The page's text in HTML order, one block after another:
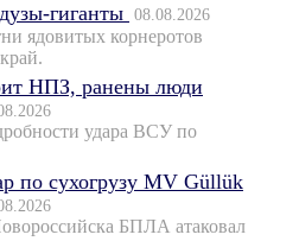
гиганты 08.08.2026
ядовитых корнеротов
НПЗ, ранены люди
удара ВСУ по
по сухогрузу MV Güllük
БПЛА атаковал